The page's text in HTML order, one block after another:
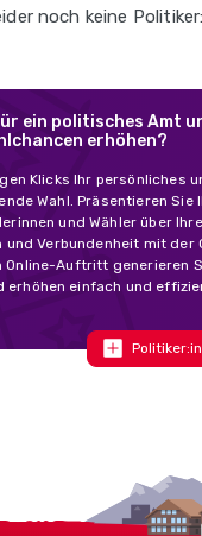
noch keine
ein politisches Amt
erhöhen?
Klicks Ihr persönliches
Wahl. Präsentieren Sie
und Wähler über
und Verbundenheit mit der
Online-Auftritt generieren
erhöhen einfach und